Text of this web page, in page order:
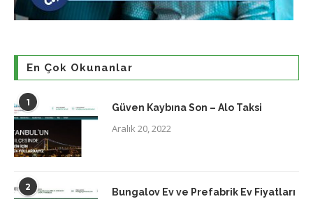
En Çok Okunanlar
1 Güven Kaybına Son – Alo Taksi
Aralık 20, 2022
2 Bungalov Ev ve Prefabrik Ev Fiyatları